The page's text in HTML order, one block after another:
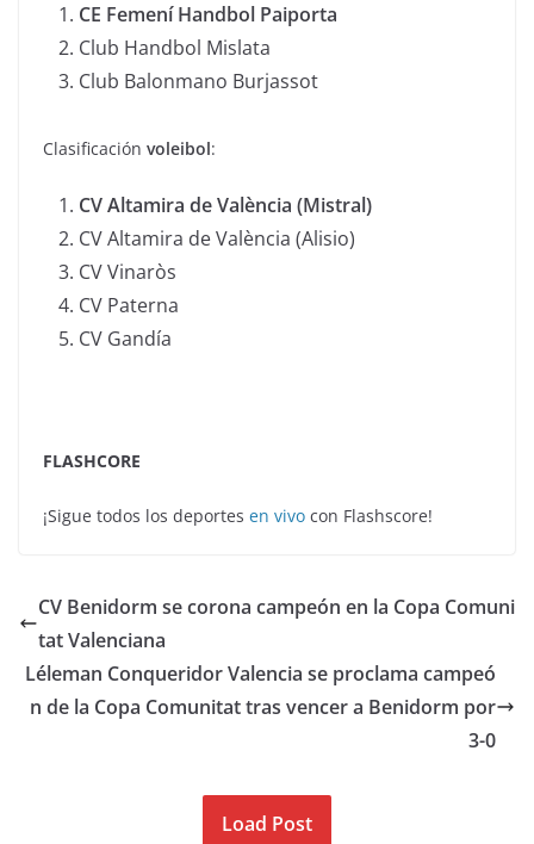
CE Femení Handbol Paiporta
Club Handbol Mislata
Club Balonmano Burjassot
Clasificación voleibol:
CV Altamira de València (Mistral)
CV Altamira de València (Alisio)
CV Vinaròs
CV Paterna
CV Gandía
FLASHCORE
¡Sigue todos los deportes en vivo con Flashscore!
CV Benidorm se corona campeón en la Copa Comuni
tat Valenciana
Léleman Conqueridor Valencia se proclama campeó
n de la Copa Comunitat tras vencer a Benidorm por
3-0
Load Post